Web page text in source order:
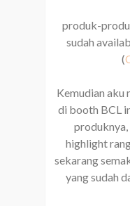
produk-
sudah
(
Kemudian aku
di booth BCL
produknya,
highlight
sekarang
yang sudah